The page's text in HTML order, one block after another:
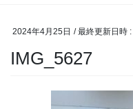
2024年4月25日 / 最終更新日時 :
IMG_5627